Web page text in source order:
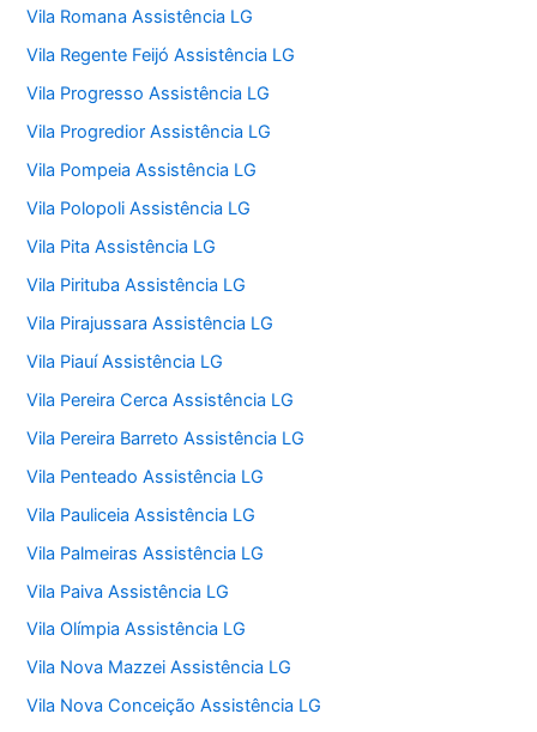
Vila Romana Assistência LG
Vila Regente Feijó Assistência LG
Vila Progresso Assistência LG
Vila Progredior Assistência LG
Vila Pompeia Assistência LG
Vila Polopoli Assistência LG
Vila Pita Assistência LG
Vila Pirituba Assistência LG
Vila Pirajussara Assistência LG
Vila Piauí Assistência LG
Vila Pereira Cerca Assistência LG
Vila Pereira Barreto Assistência LG
Vila Penteado Assistência LG
Vila Pauliceia Assistência LG
Vila Palmeiras Assistência LG
Vila Paiva Assistência LG
Vila Olímpia Assistência LG
Vila Nova Mazzei Assistência LG
Vila Nova Conceição Assistência LG